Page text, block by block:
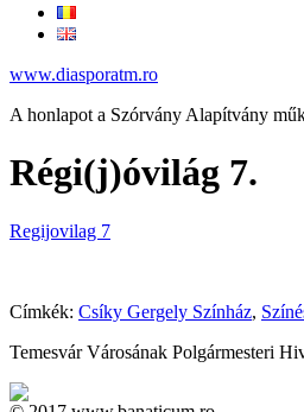
www.diasporatm.ro
A honlapot a Szórvány Alapítvány
Régi(j)óvilág 7.
Regijovilag 7
Címkék: Csíky Gergely Színház,
Temesvár Városának Polgármesteri